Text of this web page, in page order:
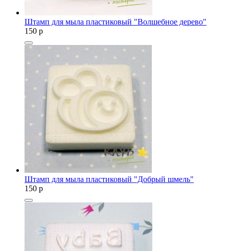
Штамп для мыла пластиковый "Волшебное дерево"
150 p
Штамп для мыла пластиковый "Добрый шмель"
150 p